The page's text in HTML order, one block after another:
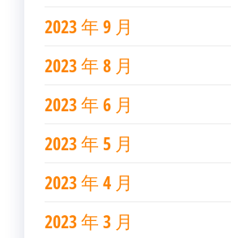
2023 年 9 月
2023 年 8 月
2023 年 6 月
2023 年 5 月
2023 年 4 月
2023 年 3 月